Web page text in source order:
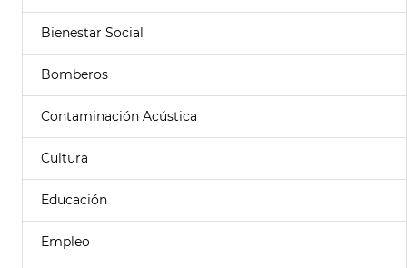
Bienestar Social
Bomberos
Contaminación Acústica
Cultura
Educación
Empleo